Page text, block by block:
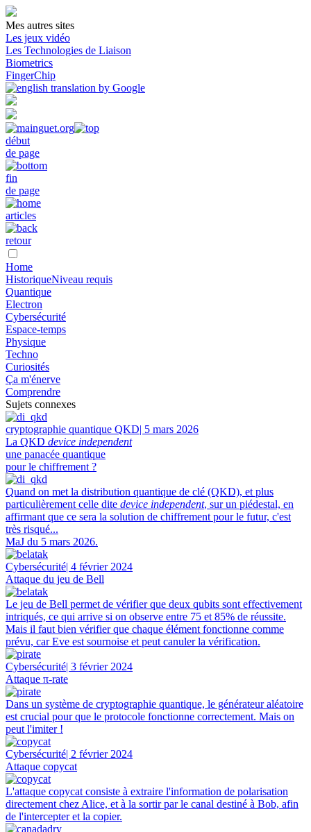
Mes autres sites
Les jeux vidéo
Les Technologies de Liaison
Biometrics
FingerChip
début
de page
fin
de page
articles
retour
Home
HistoriqueNiveau requis
Quantique
Electron
Cybersécurité
Espace-temps
Physique
Techno
Curiosités
Ça m'énerve
Comprendre
Sujets connexes
cryptographie quantique QKD| 5 mars 2026
La QKD device independent
une panacée quantique
pour le chiffrement ?
Quand on met la distribution quantique de clé (QKD), et plus
particulièrement celle dite device independent, sur un piédestal, en
affirmant que ce sera la solution de chiffrement pour le futur, c'est
très risqué...
MaJ du 5 mars 2026.
Cybersécurité| 4 février 2024
Attaque du jeu de Bell
Le jeu de Bell permet de vérifier que deux qubits sont effectivement
intriqués, ce qui arrive si on observe entre 75 et 85% de réussite.
Mais il faut bien vérifier que chaque élément fonctionne comme
prévu, car Eve est sournoise et peut canuler la vérification.
Cybersécurité| 3 février 2024
Attaque π-rate
Dans un système de cryptographie quantique, le générateur aléatoire
est crucial pour que le protocole fonctionne correctement. Mais on
peut l'imiter !
Cybersécurité| 2 février 2024
Attaque copycat
L'attaque copycat consiste à extraire l'information de polarisation
directement chez Alice, et à la sortir par le canal destiné à Bob, afin
de l'intercepter et la copier.